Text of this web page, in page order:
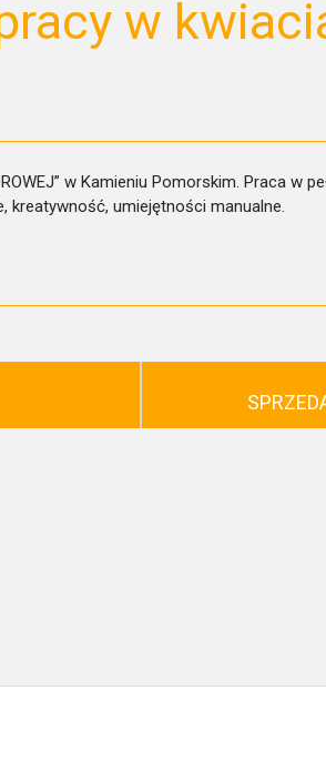
w
w Kamieniu Pomorskim. Praca w
kreatywność, umiejętności manualne.